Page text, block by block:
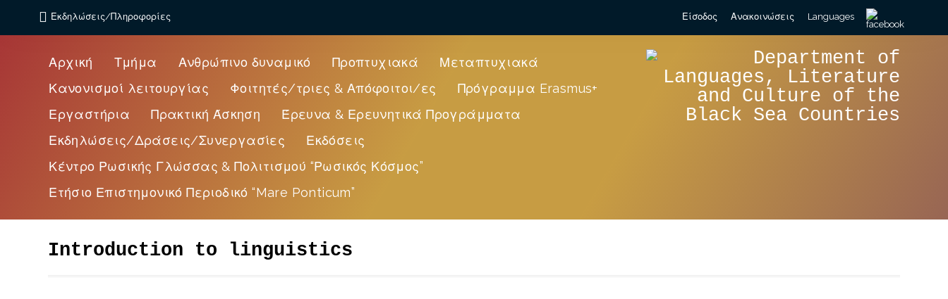
Εκδηλώσεις/Πληροφορίες Είσοδος Ανακοινώσεις Languages
for:
Αρχική Τμήμα Ανθρώπινο δυναμικό Προπτυχιακά
Μεταπτυχιακά
Κανονισμοί λειτουργίας
Φοιτητές/τριες & Απόφοιτοι/ες
Πρόγραμμα Erasmus+
Εργαστήρια
Πρακτική Άσκηση
Έρευνα & Ερευνητικά Προγράμματα
Εκδηλώσεις/Δράσεις/Συνεργασίες
Εκδόσεις
Κέντρο Ρωσικής Γλώσσας & Πολιτισμού “Ρωσικός Κόσμος”
Ετήσιο Επιστημονικό Περιοδικό “Mare Ponticum”
Introduction to linguistics